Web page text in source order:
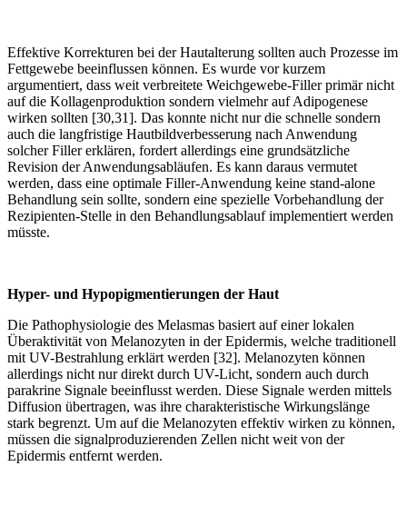
Effektive Korrekturen bei der Hautalterung sollten auch Prozesse im
Fettgewebe beeinflussen können. Es wurde vor kurzem
argumentiert, dass weit verbreitete Weichgewebe-Filler primär nicht
auf die Kollagenproduktion sondern vielmehr auf Adipogenese
wirken sollten [30,31]. Das konnte nicht nur die schnelle sondern
auch die langfristige Hautbildverbesserung nach Anwendung
solcher Filler erklären, fordert allerdings eine grundsätzliche
Revision der Anwendungsabläufen. Es kann daraus vermutet
werden, dass eine optimale Filler-Anwendung keine stand-alone
Behandlung sein sollte, sondern eine spezielle Vorbehandlung der
Rezipienten-Stelle in den Behandlungsablauf implementiert werden
müsste.
Hyper- und Hypopigmentierungen der Haut
Die Pathophysiologie des Melasmas basiert auf einer lokalen
Überaktivität von Melanozyten in der Epidermis, welche traditionell
mit UV-Bestrahlung erklärt werden [32]. Melanozyten können
allerdings nicht nur direkt durch UV-Licht, sondern auch durch
parakrine Signale beeinflusst werden. Diese Signale werden mittels
Diffusion übertragen, was ihre charakteristische Wirkungslänge
stark begrenzt. Um auf die Melanozyten effektiv wirken zu können,
müssen die signalproduzierenden Zellen nicht weit von der
Epidermis entfernt werden.